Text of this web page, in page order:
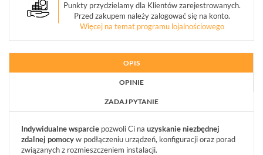
Punkty przydzielamy dla Klientów zarejestrowanych.
Przed zakupem należy zalogować się na konto.
Więcej na temat programu lojalnościowego
OPIS
OPINIE
ZADAJ PYTANIE
Indywidualne wsparcie pozwoli Ci na uzyskanie niezbędnej
zdalnej pomocyw podłączeniu urządzeń, konfiguracji oraz porad
związanych z rozmieszczeniem instalacji.